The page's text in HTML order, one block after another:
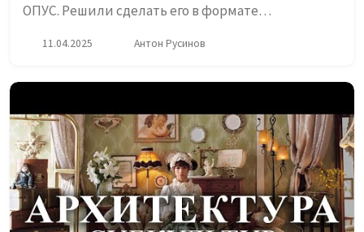
ОПУС. Решили сделать его в формате
итоге за 3 часа даже написали луп в стиле
11.04.2025 Антон Русинов